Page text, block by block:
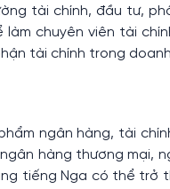
tài chính, đầu tư,
chuyên viên tài
tài chính trong
ngân hàng, tài
hàng thương
tiếng Nga có thể trở